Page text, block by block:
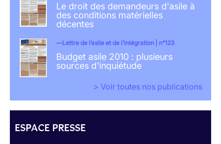
Le droit des demandeurs d'asile à
des conditions matérielles
décentes
Lettre de l’asile et de l’intégration | n°123
Budget asile 2010 : plusieurs
sources d'inquiétude
> Voir toutes nos publications
ESPACE PRESSE